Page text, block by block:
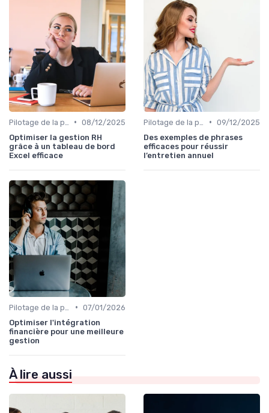
• 08/12/2025
Optimiser la gestion RH
grâce à un tableau de bord
Excel efficace
• 09/12/2025
Des exemples de phrases
efficaces pour réussir
l’entretien annuel
• 07/01/2026
Optimiser l'intégration
financière pour une meilleure
gestion
À lire aussi